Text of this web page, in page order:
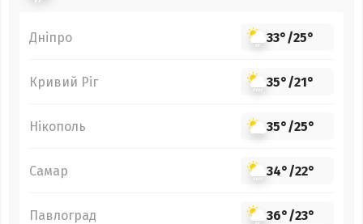
Дніпро 33°/25°
Кривий Ріг 35°/21°
Нікополь 35°/25°
Самар 34°/22°
Павлоград 36°/23°